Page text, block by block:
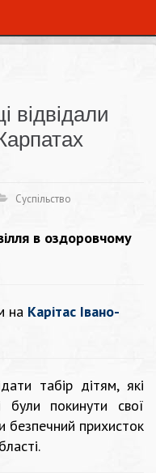
відвідали
Суспільство
в оздоровчому
на Карітас Івано-
табір дітям, які
покинути свої
безпечний прихисток